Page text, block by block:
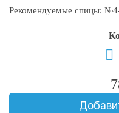
Рекомендуемые спицы: